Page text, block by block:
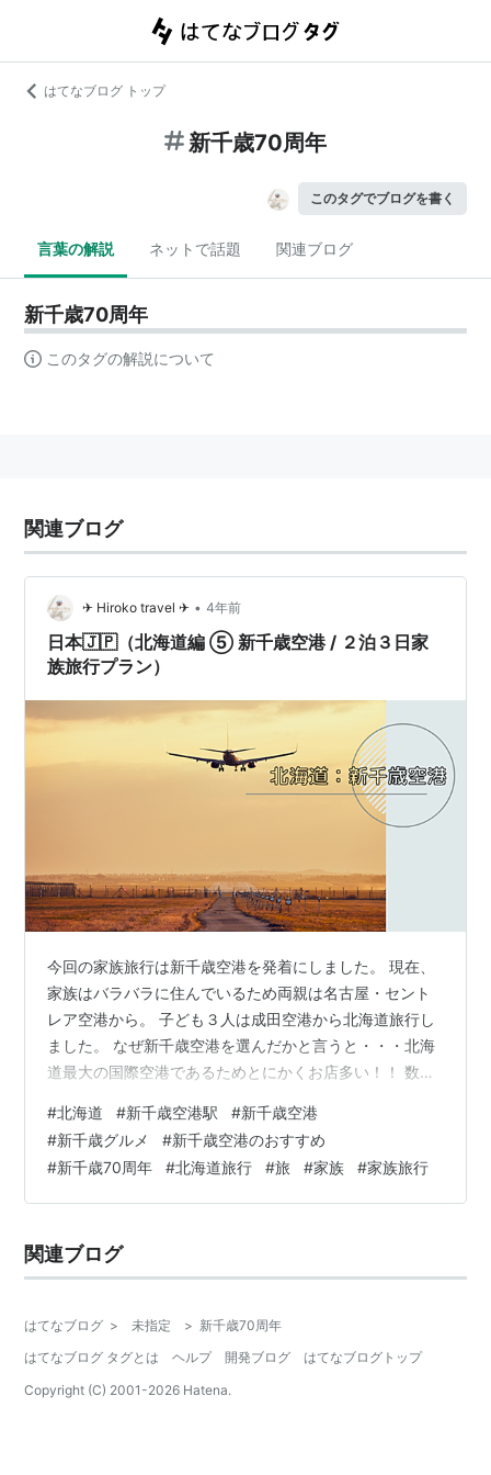
はてなブログ トップ
新千歳70周年
このタグでブログを書く
言葉の解説 ネットで話題 関連ブログ
新千歳70周年
このタグの解説について
関連ブログ
✈︎ Hiroko travel ✈︎ • 4年前
日本🇯🇵（北海道編 ⑤ 新千歳空港 / ２泊３日家
族旅行プラン）
今回の家族旅行は新千歳空港を発着にしました。 現在、
家族はバラバラに住んでいるため両親は名古屋・セント
レア空港から。 子ども３人は成田空港から北海道旅行し
ました。 なぜ新千歳空港を選んだかと言うと・・・北海
道最大の国際空港であるためとにかくお店多い！！ 数多
歳空港はずば抜けてトップを争う空港です。 そして何度
も利用させてもらっているのも事実😊 そして何より帰り
の便を新千歳空港からにすれば、旅行中に食べ損ねた北
海道グルメをここで食べて帰れるという利点が！ 私たち
トラル行き）どちらかの便が先に飛んで…
#北海道 #新千歳空港駅 #新千歳空港
#新千歳グルメ #新千歳空港のおすすめ
#新千歳70周年 #北海道旅行 #旅 #家族 #家族旅行
関連ブログ
はてなブログ > 未指定 > 新千歳70周年
はてなブログ タグとは
ヘルプ 開発ブログ
はてなブログトップ
Copyright (C) 2001-2026 Hatena.